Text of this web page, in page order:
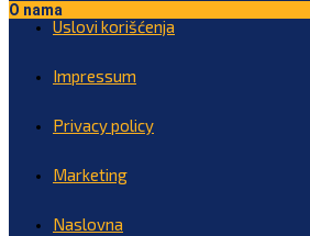
O nama
Uslovi korišćenja
Impressum
Privacy policy
Marketing
Naslovna